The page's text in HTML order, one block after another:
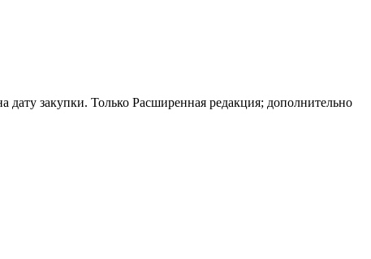
закупки. Только Расширенная редакция; дополнительно